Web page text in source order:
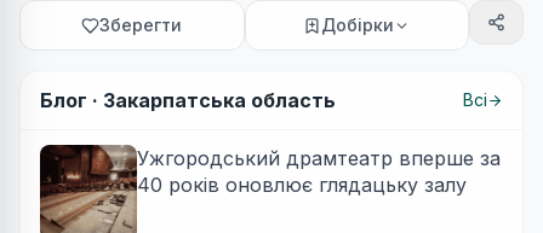
Зберегти Добірки
Блог · Закарпатська область Всі
Ужгородський драмтеатр вперше за
40 років оновлює глядацьку залу